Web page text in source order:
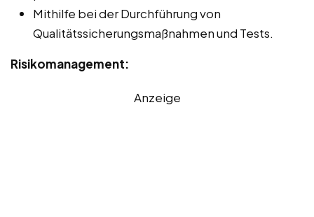
Mithilfe bei der Durchführung von
Qualitätssicherungsmaßnahmen und Tests.
Risikomanagement:
Anzeige